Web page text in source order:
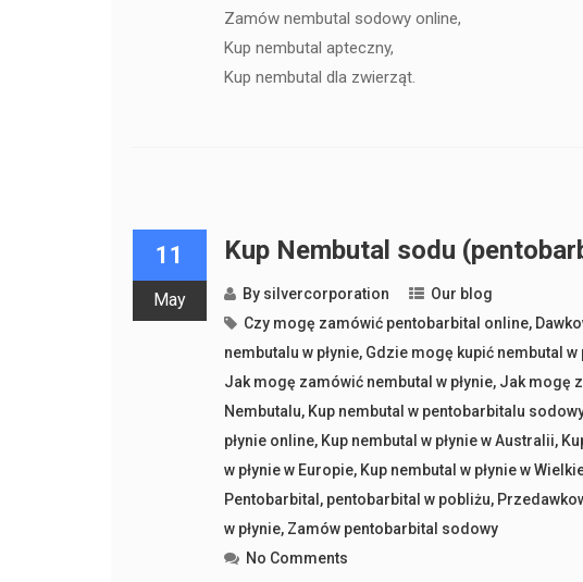
Zamów nembutal sodowy online,
Kup nembutal apteczny,
Kup nembutal dla zwierząt.
11
May
Kup Nembutal sodu
By silvercorporation
Our blog
Czy mogę zamówić pentobarbital online,
nembutalu w płynie, Gdzie mogę kupić nembutal w
Jak mogę zamówić nembutal w płynie, Jak mogę
Nembutalu, Kup nembutal w pentobarbitalu
płynie online, Kup nembutal w płynie w Australii,
w płynie w Europie, Kup nembutal w płynie w
Pentobarbital , pentobarbital w pobliżu,
w płynie, Zamów pentobarbital sodowy
No Comments